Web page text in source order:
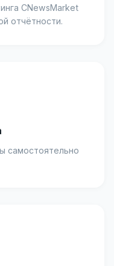
CNewsMarket
отчётности.
самостоятельно